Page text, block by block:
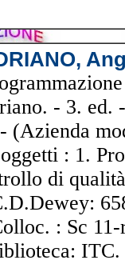
- 3. ed.
(Azienda
: 1.
di qualità
: Sc 11-
ITC.